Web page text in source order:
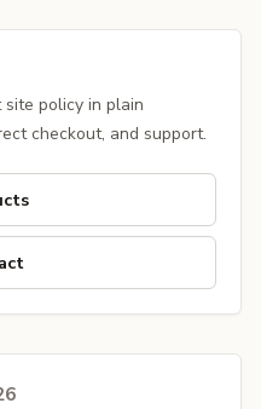
policy in plain
checkout, and support.